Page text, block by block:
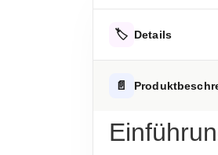
Parfum, Cocamide
Inositol, Calcium
Coumarin, Linalool
🏷️ Details
HERKUNFTSLAND
📄